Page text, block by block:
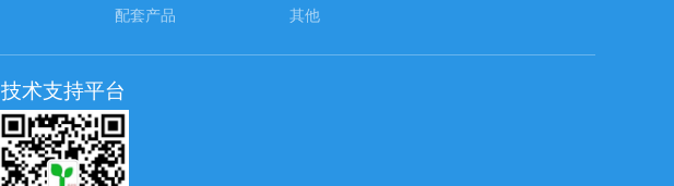
配套产品
其他
技术支持平台